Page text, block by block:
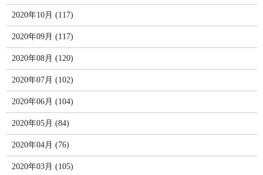
2020年10月 (117)
2020年09月 (117)
2020年08月 (120)
2020年07月 (102)
2020年06月 (104)
2020年05月 (84)
2020年04月 (76)
2020年03月 (105)